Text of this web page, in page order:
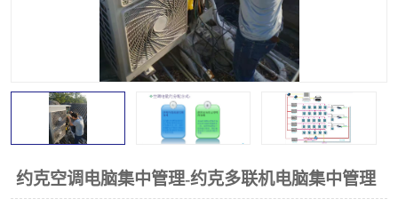
约克空调电脑集中管理-约克多联机电脑集中管理